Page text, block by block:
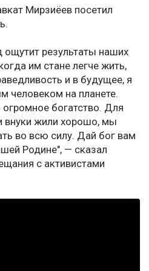
Мирзиёев посетил
ощутит результаты наших
им стане легче жить,
и в будущее, я
человеком на планете.
огромное богатство. Для
внуки жили хорошо, мы
во всю силу. Дай бог вам
Родине", — сказал
с активистами